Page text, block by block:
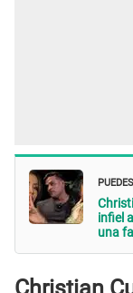
infiel
una
Christian